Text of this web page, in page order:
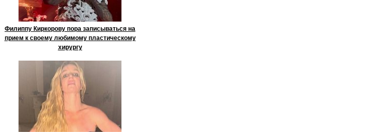
Филиппу Киркорову пора записываться на
прием к своему любимому пластическому
хирургу